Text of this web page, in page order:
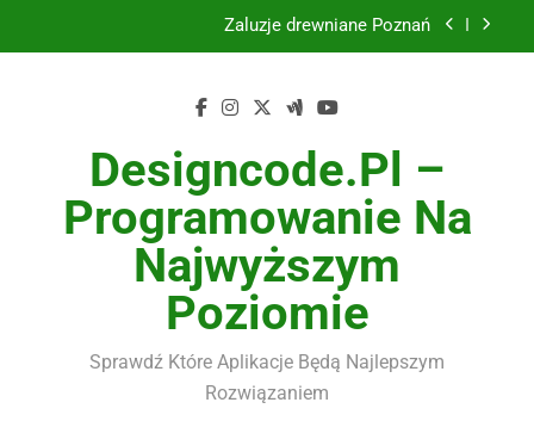
Żaluzje drewniane Poznań
Utylizacja odpadów Lublin
Żaluzje drewniane Poznań
Instalacje elektryczne Gdańsk
Designcode.pl –
Programowanie Na
Najwyższym
Poziomie
Sprawdź Które Aplikacje Będą Najlepszym
Rozwiązaniem